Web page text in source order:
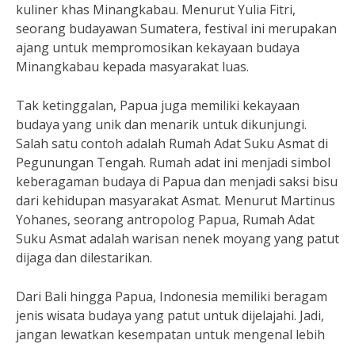
kuliner khas Minangkabau. Menurut Yulia Fitri,
seorang budayawan Sumatera, festival ini merupakan
ajang untuk mempromosikan kekayaan budaya
Minangkabau kepada masyarakat luas.
Tak ketinggalan, Papua juga memiliki kekayaan
budaya yang unik dan menarik untuk dikunjungi.
Salah satu contoh adalah Rumah Adat Suku Asmat di
Pegunungan Tengah. Rumah adat ini menjadi simbol
keberagaman budaya di Papua dan menjadi saksi bisu
dari kehidupan masyarakat Asmat. Menurut Martinus
Yohanes, seorang antropolog Papua, Rumah Adat
Suku Asmat adalah warisan nenek moyang yang patut
dijaga dan dilestarikan.
Dari Bali hingga Papua, Indonesia memiliki beragam
jenis wisata budaya yang patut untuk dijelajahi. Jadi,
jangan lewatkan kesempatan untuk mengenal lebih